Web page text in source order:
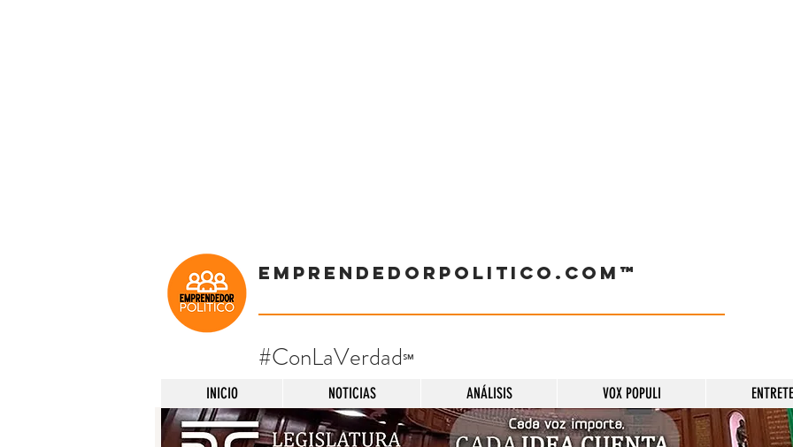
Emprendedorpolitico.com™
#ConLaVerdad℠
INICIO NOTICIAS ANÁLISIS VOX POPULI